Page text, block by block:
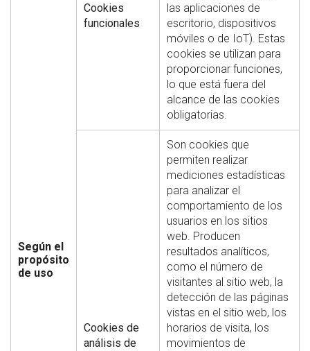
Según el
propósito
de uso
Cookies
funcionales
las aplicaciones de
escritorio, dispositivos
móviles o de IoT). Estas
cookies se utilizan para
proporcionar funciones,
lo que está fuera del
alcance de las cookies
obligatorias.
Cookies de
análisis de
Son cookies que
permiten realizar
mediciones estadísticas
para analizar el
comportamiento de los
usuarios en los sitios
web. Producen
resultados analíticos,
como el número de
visitantes al sitio web, la
detección de las páginas
vistas en el sitio web, los
horarios de visita, los
movimientos de